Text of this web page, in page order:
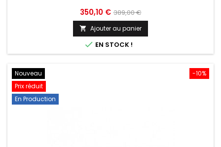
Prix
350,10 € Prix
de
base
389,00 €
 Ajouter au panier
 EN STOCK !
-10%
Nouveau
Prix réduit
En Production